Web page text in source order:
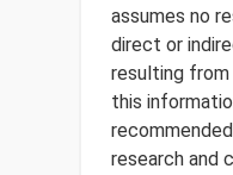
assumes no
direct or
resulting from
this
research and